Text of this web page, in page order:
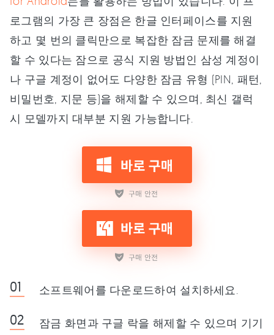
로그램의 가장 큰 장점은 한글 인터페이스를 지원
하고 몇 번의 클릭만으로 복잡한 잠금 문제를 해결
할 수 있다는 잠으로 공식 지원 방법인 삼성 계정이
나 구글 계정이 없어도 다양한 잠금 유형 (PIN, 패턴,
비밀번호, 지문 등)을 해제할 수 있으며, 최신 갤럭
시 모델까지 대부분 지원 가능합니다.
소프트웨어를 다운로드하여 설치하세요.
잠금 화면과 구글 락을 해제할 수 있으며 기기